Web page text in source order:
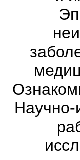
Научно-
2025
Все